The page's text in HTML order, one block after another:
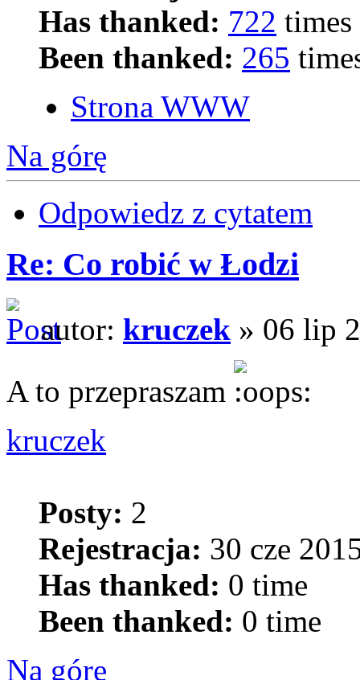
Has thanked: 722 times
Been thanked: 265
Strona WWW
Na górę
Odpowiedz z cytatem
Re: Co robić w Łodzi
autor: kruczek » 06 lip
A to przepraszam
kruczek
Posty: 2
Rejestracja: 30 cze
Has thanked: 0 time
Been thanked: 0 time
Na górę